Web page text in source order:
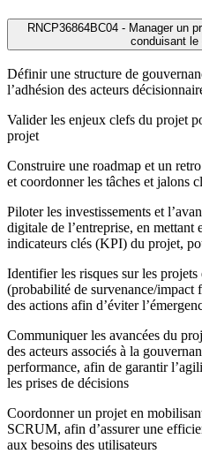
RNCP36864BC04 - Manager un
conduisant le
Définir une structure de
l’adhésion des acteurs
Valider les enjeux clefs du projet
projet
Construire une roadmap et un
et coordonner les tâches et jalons
Piloter les investissements et
digitale de l’entreprise, en mettant
indicateurs clés (KPI) du projet,
Identifier les risques sur les
(probabilité de survenance/
des actions afin d’éviter
Communiquer les avancées du
des acteurs associés à la
performance, afin de garantir
les prises de décisions
Coordonner un projet en
SCRUM, afin d’assurer une
aux besoins des utilisateurs